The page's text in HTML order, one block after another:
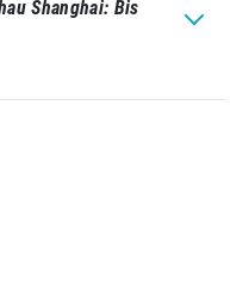
Shanghai: Bis